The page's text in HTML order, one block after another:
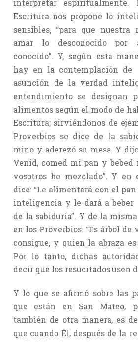
interpretar espiritualmente.
Escritura nos propone lo
sensibles, “para que nuestra
amar lo desconocido por
conocido”. Y, según esta
hay en la contemplación de
asunción de la verdad
entendimiento se designan
alimentos según el modo de
Escritura; sirviéndonos de
Proverbios se dice de la
mino y aderezó su mesa. Y
Venid, comed mi pan y bebed
vosotros he mezclado”. Y en
dice: “Le alimentará con el
inteligencia y le dará a beber
de la sabiduría”. Y de la
en los Proverbios: “Es árbol
consigue, y quien la abraza es
Por lo tanto, dichas
decir que los resucitados usen
Y lo que se afirmó sobre las
que están en San Mateo,
también de otra manera, es
que cuando Él, después de la